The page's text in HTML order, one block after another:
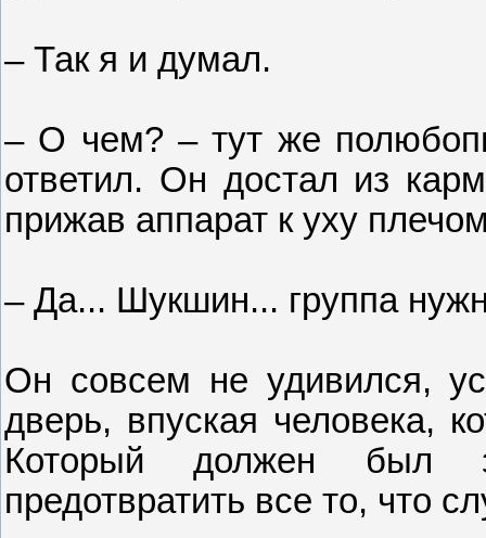
– Так я и думал.
– О чем? – тут же
ответил. Он достал из
прижав аппарат к уху
– Да... Шукшин... группа
Он совсем не удивился,
дверь, впуская человека,
Который должен был
предотвратить все то, что